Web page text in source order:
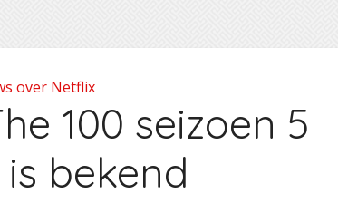
over Netflix
100 seizoen 5
bekend